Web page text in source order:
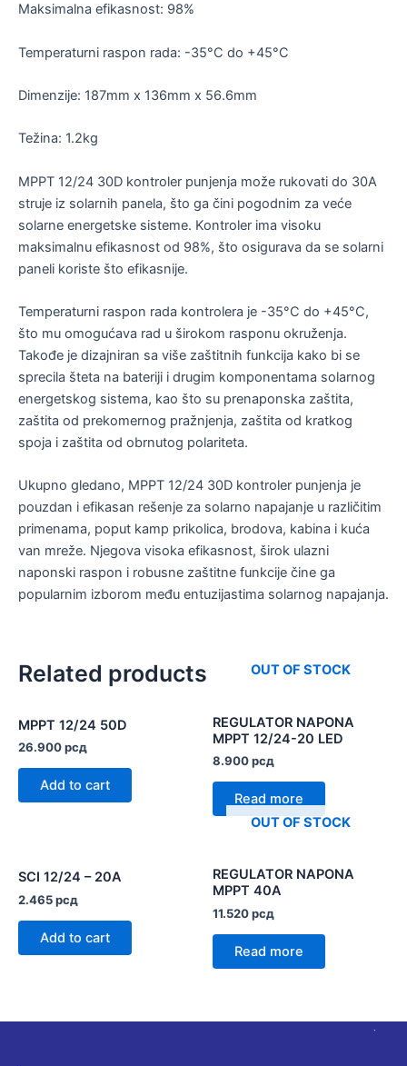
Maksimalna efikasnost: 98%
Temperaturni raspon rada: -35°C do +45°C
Dimenzije: 187mm x 136mm x 56.6mm
Težina: 1.2kg
MPPT 12/24 30D kontroler punjenja može rukovati do 30A
struje iz solarnih panela, što ga čini pogodnim za veće
solarne energetske sisteme. Kontroler ima visoku
maksimalnu efikasnost od 98%, što osigurava da se solarni
paneli koriste što efikasnije.
Temperaturni raspon rada kontrolera je -35°C do +45°C,
što mu omogućava rad u širokom rasponu okruženja.
Takođe je dizajniran sa više zaštitnih funkcija kako bi se
sprecila šteta na bateriji i drugim komponentama solarnog
energetskog sistema, kao što su prenaponska zaštita,
zaštita od prekomernog pražnjenja, zaštita od kratkog
spoja i zaštita od obrnutog polariteta.
Ukupno gledano, MPPT 12/24 30D kontroler punjenja je
pouzdan i efikasan rešenje za solarno napajanje u različitim
primenama, poput kamp prikolica, brodova, kabina i kuća
van mreže. Njegova visoka efikasnost, širok ulazni
naponski raspon i robusne zaštitne funkcije čine ga
popularnim izborom među entuzijastima solarnog napajanja.
Related products
MPPT 12/24 50D
26.900рсд
Add to cart
OUT OF STOCK
REGULATOR NAPONA
MPPT 12/24-20 LED
8.900рсд
Read more
SCI 12/24 – 20A
2.465рсд
Add to cart
OUT OF STOCK
REGULATOR NAPONA
MPPT 40A
11.520рсд
Read more